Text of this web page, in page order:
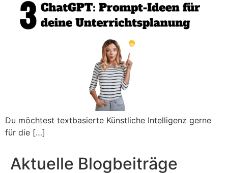
Du möchtest textbasierte Künstliche Intelligenz gerne
für die […]
Aktuelle Blogbeiträge